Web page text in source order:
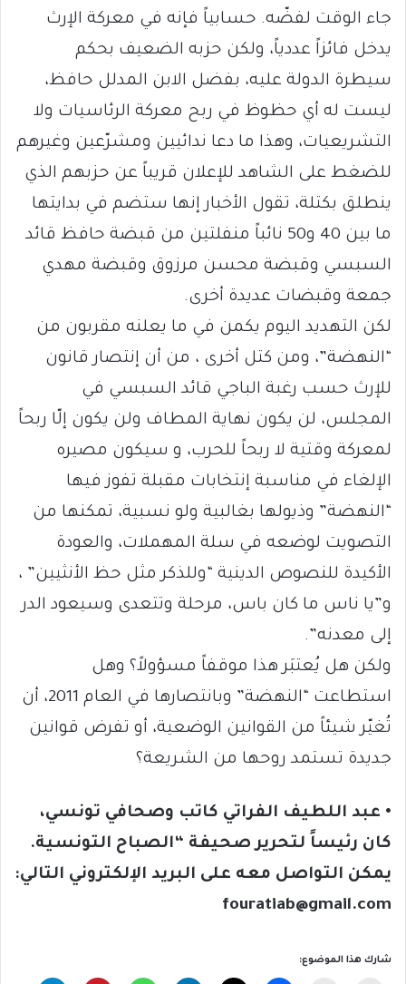
جاء الوقت لفضّه. حسابياً فإنه في معركة الإرث
يدخل فائزاً عددياً، ولكن حزبه الضعيف بحكم
سيطرة الدولة عليه، بفضل الابن المدلل حافظ،
ليست له أي حظوظ في ربح معركة الرئاسيات ولا
التشريعيات، وهذا ما دعا ندائيين ومشرّعين وغيرهم
للضغط على الشاهد للإعلان قريباً عن حزبهم الذي
ينطلق بكتلة، تقول الأخبار إنها ستضم في بدايتها
ما بين 40 و50 نائباً منفلتين من قبضة حافظ قائد
السبسي وقبضة محسن مرزوق وقبضة مهدي
جمعة وقبضات عديدة أخرى.
لكن التهديد اليوم يكمن في ما يعلنه مقربون من
“النهضة”، ومن كتل أخرى ، من أن إنتصار قانون
للإرث حسب رغبة الباجي قائد السبسي في
المجلس، لن يكون نهاية المطاف ولن يكون إلّا ربحاً
لمعركة وقتية لا ربحاً للحرب، و سيكون مصيره
الإلغاء في مناسبة إنتخابات مقبلة تفوز فيها
“النهضة” وذيولها بغالبية ولو نسبية، تمكنها من
التصويت لوضعه في سلة المهملات، والعودة
الأكيدة للنصوص الدينية “وللذكر مثل حظ الأنثيين” ،
و”يا ناس ما كان باس، مرحلة وتتعدى وسيعود الدر
إلى معدنه”.
ولكن هل يُعتبَر هذا موقفاً مسؤولاً؟ وهل
استطاعت “النهضة” وبانتصارها في العام 2011، أن
تُغيّر شيئاً من القوانين الوضعية، أو تفرض قوانين
جديدة تستمد روحها من الشريعة؟
• عبد اللطيف الفراتي كاتب وصحافي تونسي،
كان رئيساً لتحرير صحيفة “الصباح التونسية.
يمكن التواصل معه على البريد الإلكتروني التالي:
fouratiab@gmail.com
شارك هذا الموضوع: